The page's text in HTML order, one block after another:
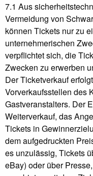
7.1 Aus
Vermeidung von
können Tickets nur zu
unternehmerischen
verpflichtet sich, die
Zwecken zu erwerben
Der Ticketverkauf
Vorverkaufsstellen des
Gastveranstalters. Der
Weiterverkauf, das
Tickets in
dem aufgedruckten
es unzulässig, Tickets
eBay) oder über